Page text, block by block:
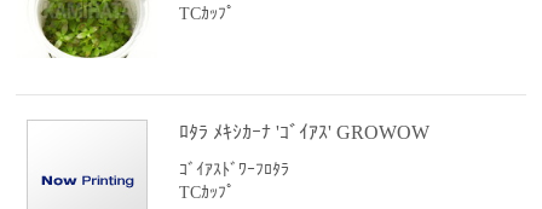
TCｶｯﾌﾟ
ﾛﾀﾗ ﾒｷｼｶｰﾅ 'ｺﾞｲｱｽ' GROWOW
ｺﾞｲｱｽﾄﾞﾜｰﾌﾛﾀﾗ
TCｶｯﾌﾟ